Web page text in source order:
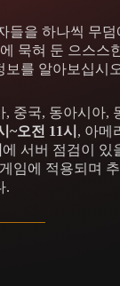
들을 하나씩 무덤
묵혀 둔 으스스
보를 알아보십시
중국, 동아시아,
~오전 11시 , 아메
에 서버 점검이 있
임에 적용되며
.